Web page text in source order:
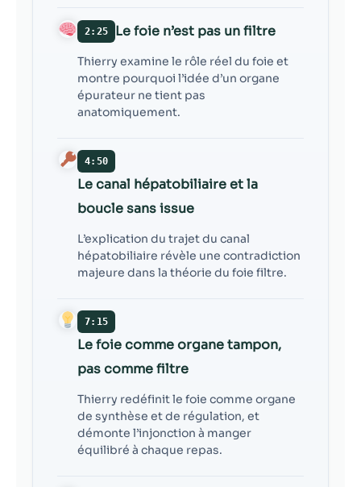
2:25 Le foie n’est pas un filtre
Thierry examine le rôle réel du foie et
montre pourquoi l’idée d’un organe
épurateur ne tient pas
anatomiquement.
4:50
Le canal hépatobiliaire et la
boucle sans issue
L’explication du trajet du canal
hépatobiliaire révèle une contradiction
majeure dans la théorie du foie filtre.
7:15
Le foie comme organe tampon,
pas comme filtre
Thierry redéfinit le foie comme organe
de synthèse et de régulation, et
démonte l’injonction à manger
équilibré à chaque repas.